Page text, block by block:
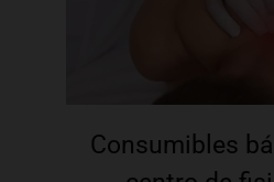
Consumibles